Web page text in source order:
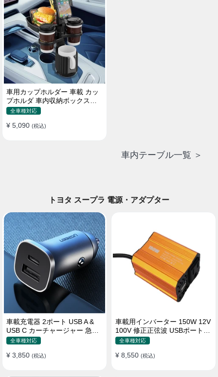
車用カップホルダー 車載 カッ
プホルダ 車内収納ボックス車
載テーブル スマホ置き 調整可
止め 小物置き 多機能 使い勝手
全車種対応
¥ 5,090 (税込)
車内テーブル一覧 ＞
トヨタ スープラ 電源・アダプター
車載充電器 2ポート USB A &
USB C カーチャージャー 急速
充電USB [36W 12V-24V ]
全車種対応
¥ 3,850 (税込)
車載用インバーター 150W 12V
100V 修正正弦波 USBポート2
口 コンバーター 防災用品 チャ
全車種対応
¥ 8,550 (税込)